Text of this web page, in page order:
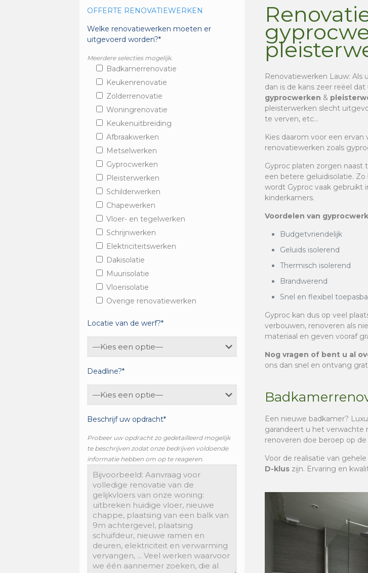
OFFERTE RENOVATIEWERKEN
Welke renovatiewerken moeten er
uitgevoerd worden?*
Meerdere selecties mogelijk.
Badkamerrenovatie
Keukenrenovatie
Zolderrenovatie
Woningrenovatie
Keukenuitbreiding
Afbraakwerken
Metselwerken
Gyprocwerken
Pleisterwerken
Schilderwerken
Chapewerken
Vloer- en tegelwerken
Schrijnwerken
Elektriciteitswerken
Dakisolatie
Muurisolatie
Vloerisolatie
Overige renovatiewerken
Locatie van de werf?*
Deadline?*
Beschrijf uw opdracht*
Probeer uw opdracht zo gedetailleerd mogelijk
te beschrijven zodat onze bedrijven voldoende
informatie hebben om op te reageren.
Renovatiewerken Lauw: Als
dan is de kans zeer reëel
gyprocwerken &
pleisterwerken slecht
te verven, etc…
Kies daarom voor een ervan
renovatiewerken zoals
Gyproc platen zorgen naast
een betere geluidisolatie.
wordt Gyproc vaak gebruikt
kinderkamers.
Voordelen van
Budgetvriendelijk
Geluids isolerend
Thermisch isolerend
Brandwerend
Snel en flexibel
Gyproc kan dus op veel
verbouwen, renoveren als
materiaal en geven vooraf
Nog vragen of bent u al
ons dan snel en ontvang
Een nieuwe badkamer?
garandeert u het verwachte
renoveren doe beroep op
Voor de realisatie van
D-klus zijn. Ervaring en